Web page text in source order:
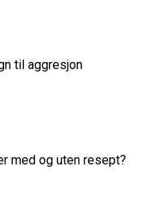
til aggresjon
med og uten resept?